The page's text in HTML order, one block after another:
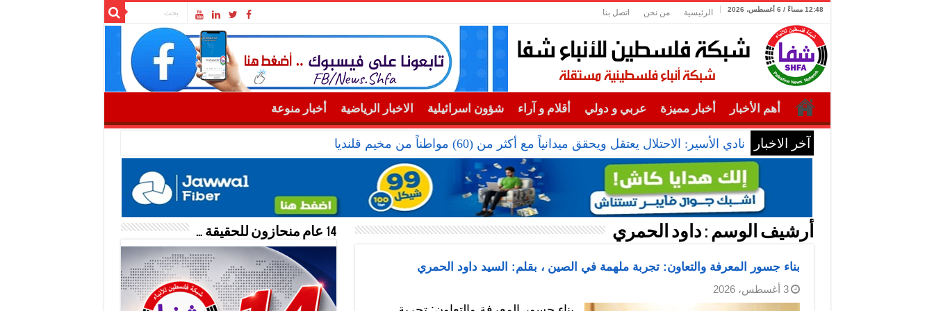
12:48 مساءً / 6 أغسطس، 2026 الرئيسية من نحن اتصل بنا
أهم الأخبار أخبار مميزة عربي و دولي أقلام و آراء شؤون اسرائيلية الاخبار الرياضية أخبار منوعة
آخر الاخبار نادي الأسير: الاحتلال يعتقل ويحقق ميدانياً مع أكثر من (60) مواطناً من مخيم قلنديا
أرشيف الوسم :داود الحمري
بناء جسور المعرفة والتعاون: تجربة ملهمة في الصين ، بقلم: السيد داود الحمري
3 أغسطس، 2026
14 عام منحازون للحقيقة …